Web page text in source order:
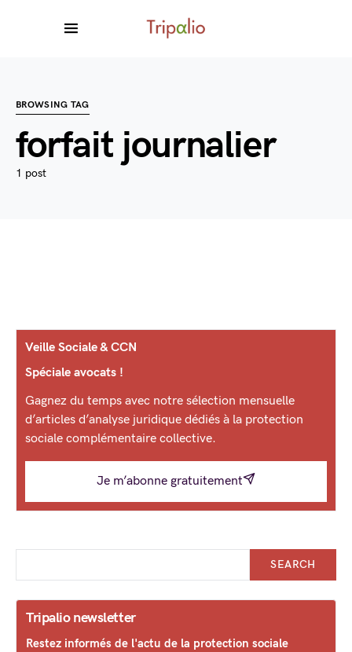
BROWSING TAG
forfait journalier
1 post
Veille Sociale & CCN
Spéciale avocats !
Gagnez du temps avec notre sélection mensuelle
d’articles d’analyse juridique dédiés à la protection
sociale complémentaire collective.
Je m’abonne gratuitement
SEARCH
Tripalio newsletter
Restez informés de l'actu de la protection sociale